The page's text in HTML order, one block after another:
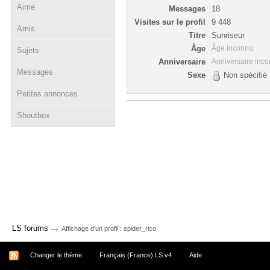
Aime
Amis
Sujets
Messages
Petites annonces
Shoutbox
Messages
18
Visites sur le profil
9 448
Titre
Sunriseur
Âge
Âge inconnu
Anniversaire Anniversaire
Sexe Non spécifié
LS forums → Affichage d'un profil : spider_rico
Changer le thème Français (France) LS v4 Aide